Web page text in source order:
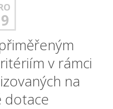
v rámci
na
dotace